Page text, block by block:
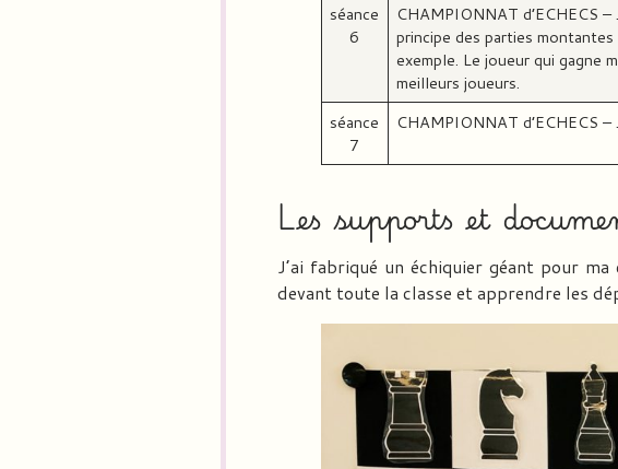
séance
6
CHAMPIONNAT d’ECHECS –
principe des parties
exemple. Le joueur qui gagne
meilleurs joueurs.
séance
7
CHAMPIONNAT d’ECHECS
Les supports et
J’ai fabriqué un échiquier géant pour
devant toute la classe et apprendre les